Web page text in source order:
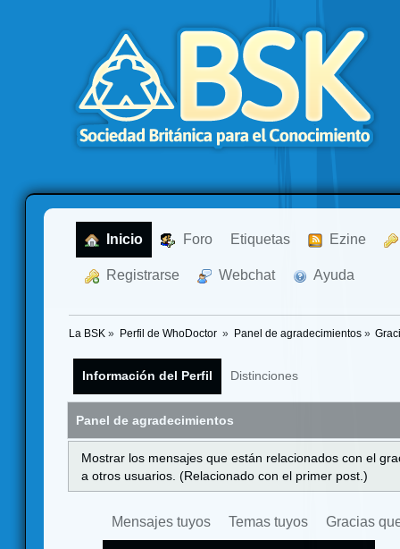
Inicio Foro Etiquetas Ezine
Registrarse Webchat Ayuda
La BSK » Perfil de WhoDoctor » Panel de agradecimientos»
Información del Perfil Distinciones
Panel de agradecimientos
Mostrar los mensajes que están relacionados con el
a otros usuarios. (Relacionado con el primer post.)
Mensajes tuyos Temas tuyos Gracias